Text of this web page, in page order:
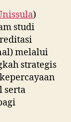
)
studi
melalui
strategis
serta